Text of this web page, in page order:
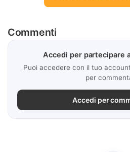
Commenti
Accedi per partecipare
Puoi accedere con il tuo
per
Accedi per